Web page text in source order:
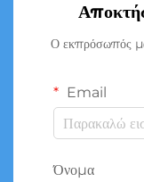
Ο εκπρόσωπός
Email
Όνομα